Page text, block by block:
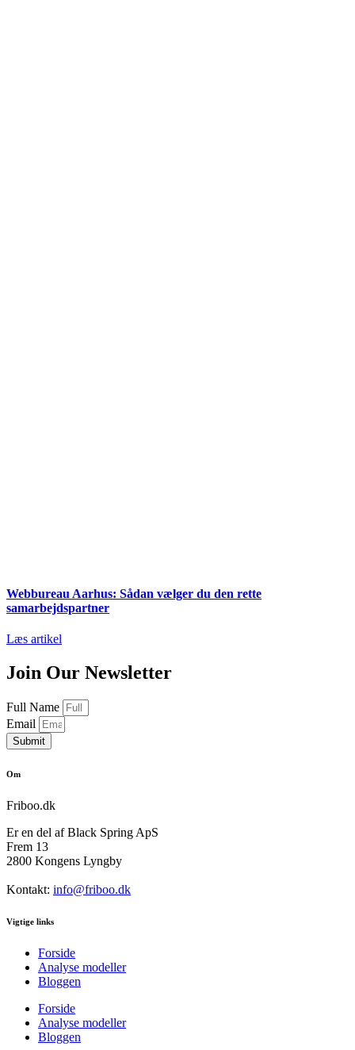
Webbureau Aarhus: Sådan vælger du den rette
samarbejdspartner
Læs artikel
Join Our Newsletter
Full Name
Email
Submit
Om
Friboo.dk
Er en del af Black Spring ApS
Frem 13
2800 Kongens Lyngby
Kontakt: info@friboo.dk
Vigtige links
Forside
Analyse modeller
Bloggen
Forside
Analyse modeller
Bloggen